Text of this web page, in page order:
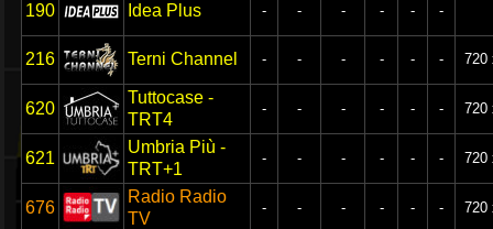
190 Idea Plus - - - - - -
216 Terni Channel - - - - - - 720
620
Tuttocase -
TRT4
- - - - - - 720
621
Umbria Più -
TRT+1
- - - - - - 720
676
Radio Radio
TV
- - - - - - 720